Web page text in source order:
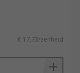
€ 17,73/eenheid